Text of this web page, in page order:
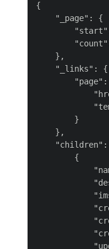
{
    "_page": {
    },
    "_links": {
"page":
        }
    },
"children":
        {